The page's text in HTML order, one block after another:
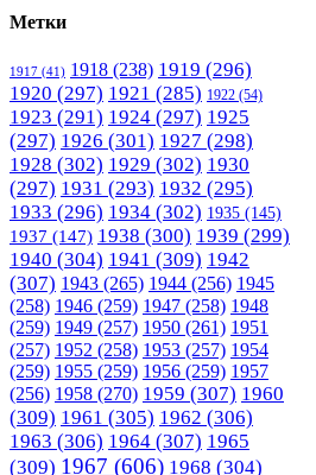
Метки
1917 (41) 1918 (238) 1919 (296)
1920 (297) 1921 (285) 1922 (54)
1923 (291) 1924 (297) 1925
(297) 1926 (301) 1927 (298)
1928 (302) 1929 (302) 1930
(297) 1931 (293) 1932 (295)
1933 (296) 1934 (302) 1935 (145)
1937 (147) 1938 (300) 1939 (299)
1940 (304) 1941 (309) 1942
(307) 1943 (265) 1944 (256) 1945
(258) 1946 (259) 1947 (258) 1948
(259) 1949 (257) 1950 (261) 1951
(257) 1952 (258) 1953 (257) 1954
(259) 1955 (259) 1956 (259) 1957
(256) 1958 (270) 1959 (307) 1960
(309) 1961 (305) 1962 (306)
1963 (306) 1964 (307) 1965
(309) 1967 (606) 1968 (304)